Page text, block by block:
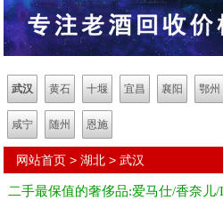
武汉 黄石 十堰 宜昌 襄阳 鄂州
咸宁 随州 恩施
网站首页 >湖北 >武汉
二手最保值的奢侈品:爱马仕/香奈儿